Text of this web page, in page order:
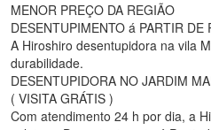
MENOR PREÇO DA REGIÃO
DESENTUPIMENTO á PARTIR
A Hiroshiro desentupidora na vila
durabilidade.
DESENTUPIDORA NO JARDIM
( VISITA GRÁTIS )
Com atendimento 24 h por dia, a